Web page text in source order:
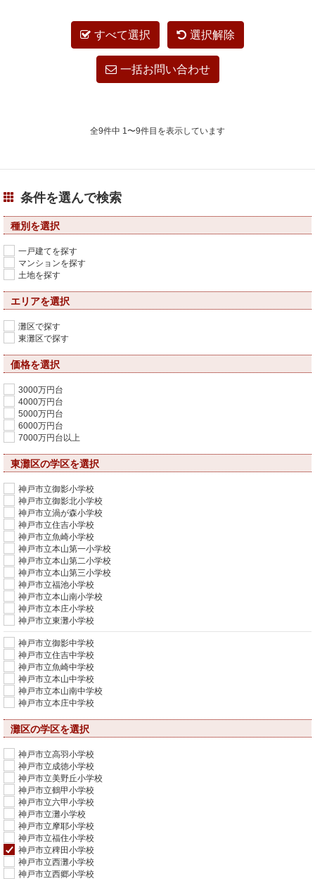
すべて選択 選択解除
一括お問い合わせ
全9件中 1〜9件目を表示しています
条件を選んで検索
種別を選択
一戸建てを探す
マンションを探す
土地を探す
エリアを選択
灘区で探す
東灘区で探す
価格を選択
3000万円台
4000万円台
5000万円台
6000万円台
7000万円台以上
東灘区の学区を選択
神戸市立御影小学校
神戸市立御影北小学校
神戸市立渦が森小学校
神戸市立住吉小学校
神戸市立魚崎小学校
神戸市立本山第一小学校
神戸市立本山第二小学校
神戸市立本山第三小学校
神戸市立福池小学校
神戸市立本山南小学校
神戸市立本庄小学校
神戸市立東灘小学校
神戸市立御影中学校
神戸市立住吉中学校
神戸市立魚崎中学校
神戸市立本山中学校
神戸市立本山南中学校
神戸市立本庄中学校
灘区の学区を選択
神戸市立高羽小学校
神戸市立成徳小学校
神戸市立美野丘小学校
神戸市立鶴甲小学校
神戸市立六甲小学校
神戸市立灘小学校
神戸市立摩耶小学校
神戸市立福住小学校
神戸市立稗田小学校
神戸市立西灘小学校
神戸市立西郷小学校